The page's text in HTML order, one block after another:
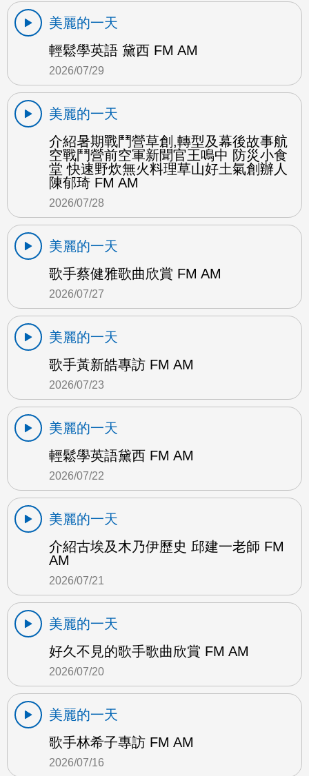
美麗的一天
輕鬆學英語 黛西 FM AM
2026/07/29
美麗的一天
介紹暑期戰鬥營草創,轉型及幕後故事航
空戰鬥營前空軍新聞官王鳴中 防災小食
堂 快速野炊無火料理草山好土氣創辦人
陳郁琦 FM AM
2026/07/28
美麗的一天
歌手蔡健雅歌曲欣賞 FM AM
2026/07/27
美麗的一天
歌手黃新皓專訪 FM AM
2026/07/23
美麗的一天
輕鬆學英語黛西 FM AM
2026/07/22
美麗的一天
介紹古埃及木乃伊歷史 邱建一老師 FM
AM
2026/07/21
美麗的一天
好久不見的歌手歌曲欣賞 FM AM
2026/07/20
美麗的一天
歌手林希子專訪 FM AM
2026/07/16